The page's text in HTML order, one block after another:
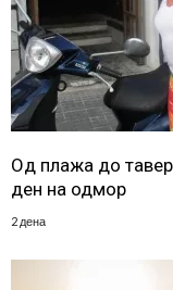
Од плажа до
ден на одмор
2 дена